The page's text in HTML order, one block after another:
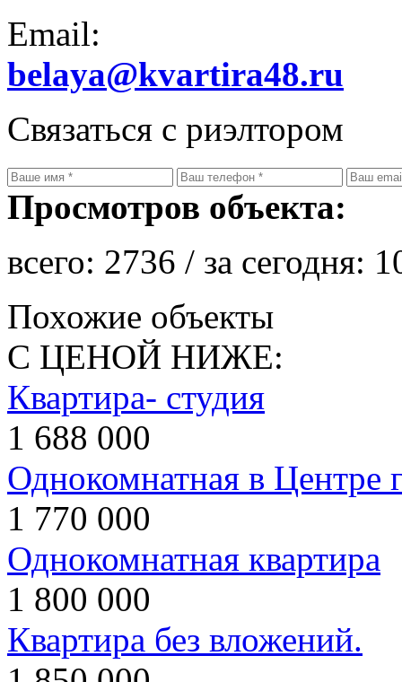
Email:
belaya@kvartira48.ru
Связаться с риэлтором
Просмотров объекта:
всего: 2736 / за сегодня:
Похожие объекты
С ЦЕНОЙ НИЖЕ:
Квартира- студия
1 688 000
Однокомнатная в Центре
1 770 000
Однокомнатная квартира
1 800 000
Квартира без вложений.